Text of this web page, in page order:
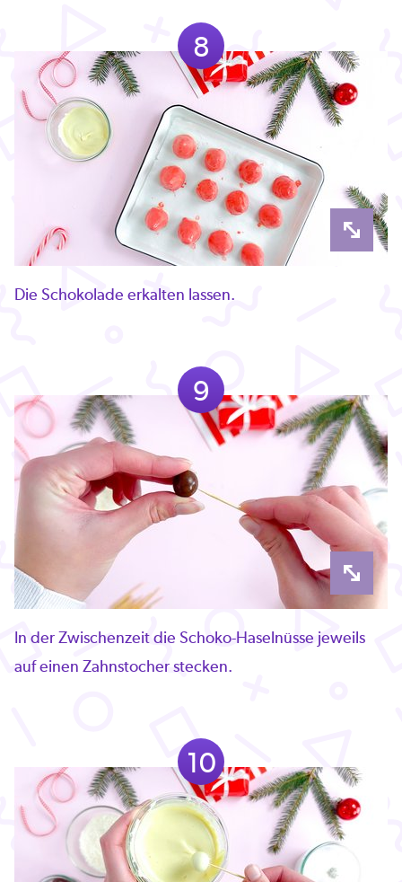
8
Die Schokolade erkalten lassen.
9
In der Zwischenzeit die Schoko-Haselnüsse jeweils
auf einen Zahnstocher stecken.
10